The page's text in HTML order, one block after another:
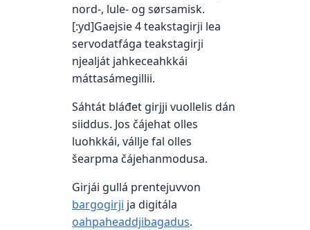
nord-, lule- og sørsamisk.
[:yd]Gaejsie 4 teakstagirji lea
servodatfága teakstagirji
njealját jahkeceahkkái
máttasámegillii.
Sáhtát bláđet girjji vuollelis dán
siiddus. Jos čájehat olles
luohkkái, vállje fal olles
šearpma čájehanmodusa.
Girjái gullá prentejuvvon
bargogirji ja digitála
oahpaheaddjibagadus.